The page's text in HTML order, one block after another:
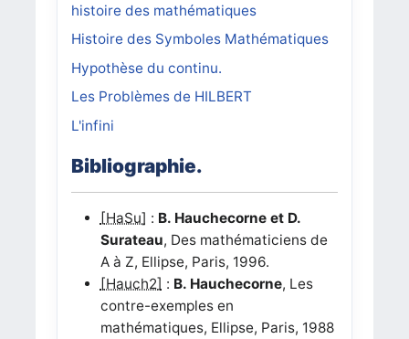
histoire des mathématiques
Histoire des Symboles Mathématiques
Hypothèse du continu.
Les Problèmes de HILBERT
L'infini
Bibliographie.
[HaSu] : B. Hauchecorne et D.
Surateau, Des mathématiciens de
A à Z, Ellipse, Paris, 1996.
[Hauch2] : B. Hauchecorne, Les
contre-exemples en
mathématiques, Ellipse, Paris, 1988